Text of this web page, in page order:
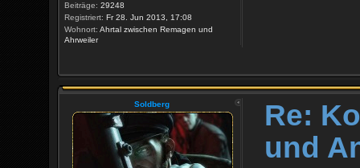
Beiträge: 29248
Registriert: Fr 28. Jun 2013, 17:08
Wohnort: Ahrtal zwischen Remagen und
Ahrweiler
Soldberg
Re:
und